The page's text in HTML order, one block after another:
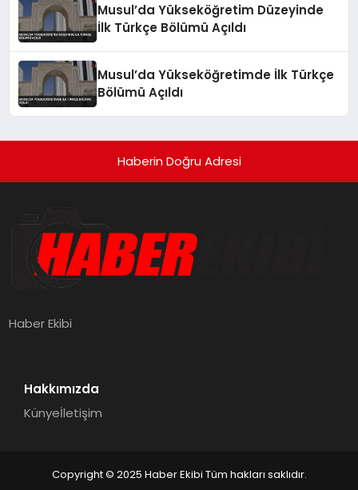
Musul’da Yükseköğretim Düzeyinde
İlk Türkçe Bölümü Açıldı
Musul’da Yükseköğretimde İlk Türkçe
Bölümü Açıldı
Haberin Doğru Adresi
Haber Ekibi
Hakkımızda
Künyeİletişim
Copyright © 2025 Haber Ekibi Tüm hakları saklıdır.